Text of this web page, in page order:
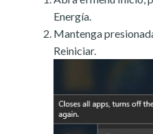
Energía.
Mantenga
Reiniciar.